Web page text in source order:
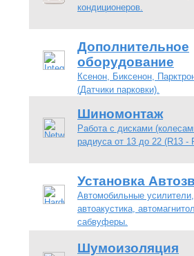
кондиционеров.
Дополнительное
оборудование
Ксенон, Биксенон,
(Датчики парковки).
Шиномонтаж
Работа с дисками
радиуса от 13 до 22 (R13 -
Установка
Автомобильные усилители,
автоакустика,
сабвуферы.
Шумоизоляция